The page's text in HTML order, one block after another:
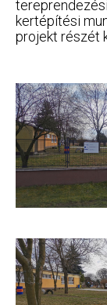
kertépítési
projekt részét